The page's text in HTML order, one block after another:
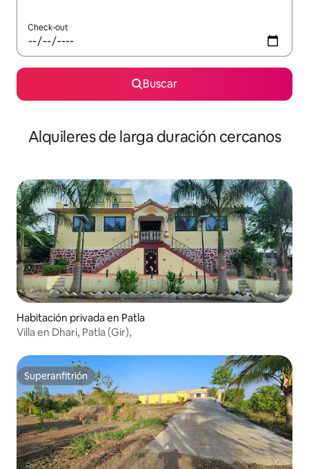
Check-out
Buscar
Alquileres de larga duración cercanos
Habitación privada en Patla
Villa en Dhari, Patla (Gir),
Superanfitrión
Superanfitrión